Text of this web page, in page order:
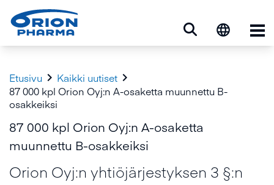
Etusivu  Kaikki uutiset 
87 000 kpl Orion Oyj:n A-osaketta muunnettu B-
osakkeiksi
87 000 kpl Orion Oyj:n A-osaketta
muunnettu B-osakkeiksi
Orion Oyj:n yhtiöjärjestyksen 3 §:n